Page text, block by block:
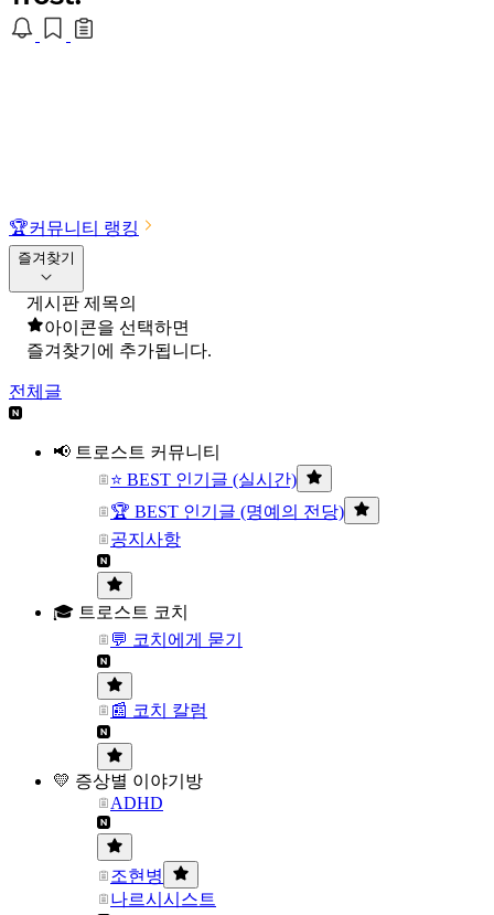
🏆커뮤니티 랭킹
즐겨찾기
게시판 제목의
아이콘을 선택하면
즐겨찾기에 추가됩니다.
전체글
📢 트로스트 커뮤니티
⭐ BEST 인기글 (실시간)
🏆 BEST 인기글 (명예의 전당)
공지사항
🎓 트로스트 코치
💬 코치에게 묻기
📰 코치 칼럼
💛 증상별 이야기방
ADHD
조현병
나르시시스트